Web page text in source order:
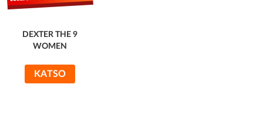
DEXTER THE 9
WOMEN
KATSO